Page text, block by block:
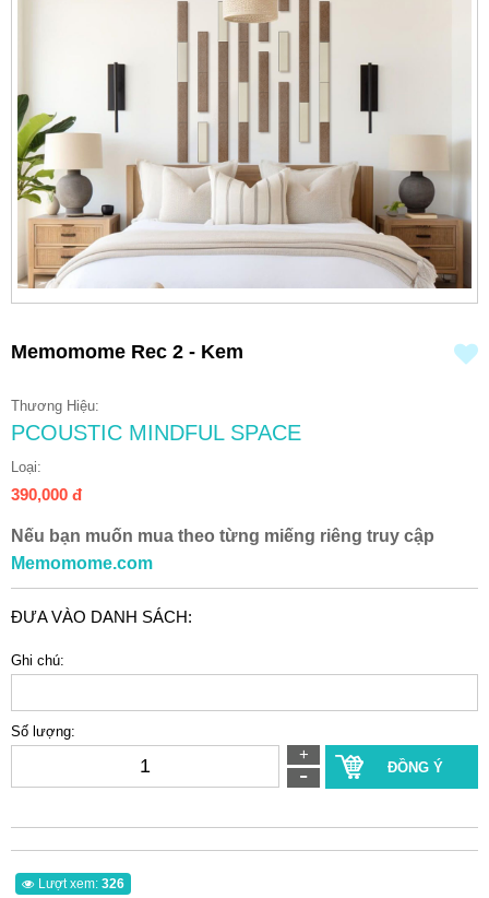
Memomome Rec 2 - Kem
Thương Hiệu:
PCOUSTIC MINDFUL SPACE
Loại:
390,000 đ
Nếu bạn muốn mua theo từng miếng riêng truy cập
Memomome.com
ĐƯA VÀO DANH SÁCH:
Ghi chú:
Số lượng:
ĐỒNG Ý
Lượt xem: 326